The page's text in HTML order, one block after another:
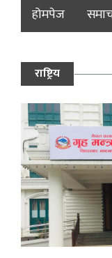
होमपेज
राष्ट्रिय